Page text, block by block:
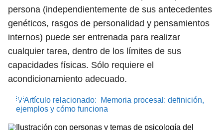
persona (independientemente de sus antecedentes
genéticos, rasgos de personalidad y pensamientos
internos) puede ser entrenada para realizar
cualquier tarea, dentro de los límites de sus
capacidades físicas. Sólo requiere el
acondicionamiento adecuado.
💡Artículo relacionado:
Memoria procesal: definición,
ejemplos y cómo funciona